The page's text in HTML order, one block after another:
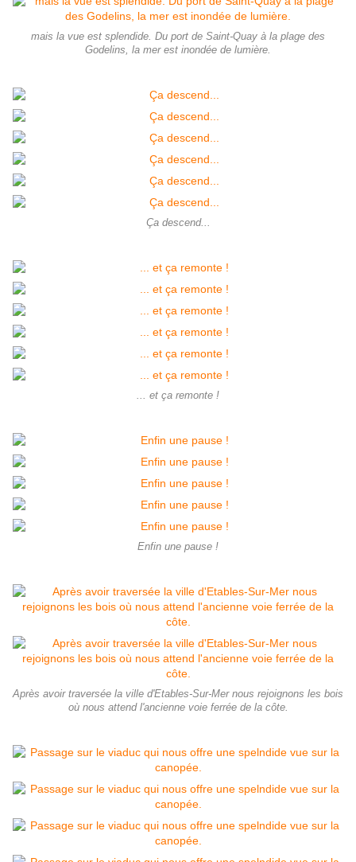
mais la vue est splendide. Du port de Saint-Quay à la plage des
Godelins, la mer est inondée de lumière.
Ça descend...
... et ça remonte !
Enfin une pause !
Après avoir traversée la ville d'Etables-Sur-Mer nous rejoignons les bois
où nous attend l'ancienne voie ferrée de la côte.